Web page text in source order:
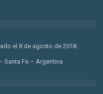
el 8 de agosto de 2018.
Santa Fe – Argentina